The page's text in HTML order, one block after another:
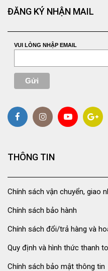
ĐĂNG KÝ NHẬN MAIL
VUI LÒNG NHẬP EMAIL
THÔNG TIN
Chính sách vận chuyển, giao
Chính sách bảo hành
Chính sách đổi/trả hàng và
Quy định và hình thức thanh
Chính sách bảo mật thông tin